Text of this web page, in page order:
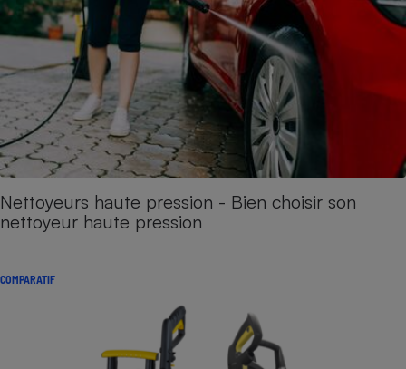
Nettoyeurs haute pression - Bien choisir son
nettoyeur haute pression
COMPARATIF